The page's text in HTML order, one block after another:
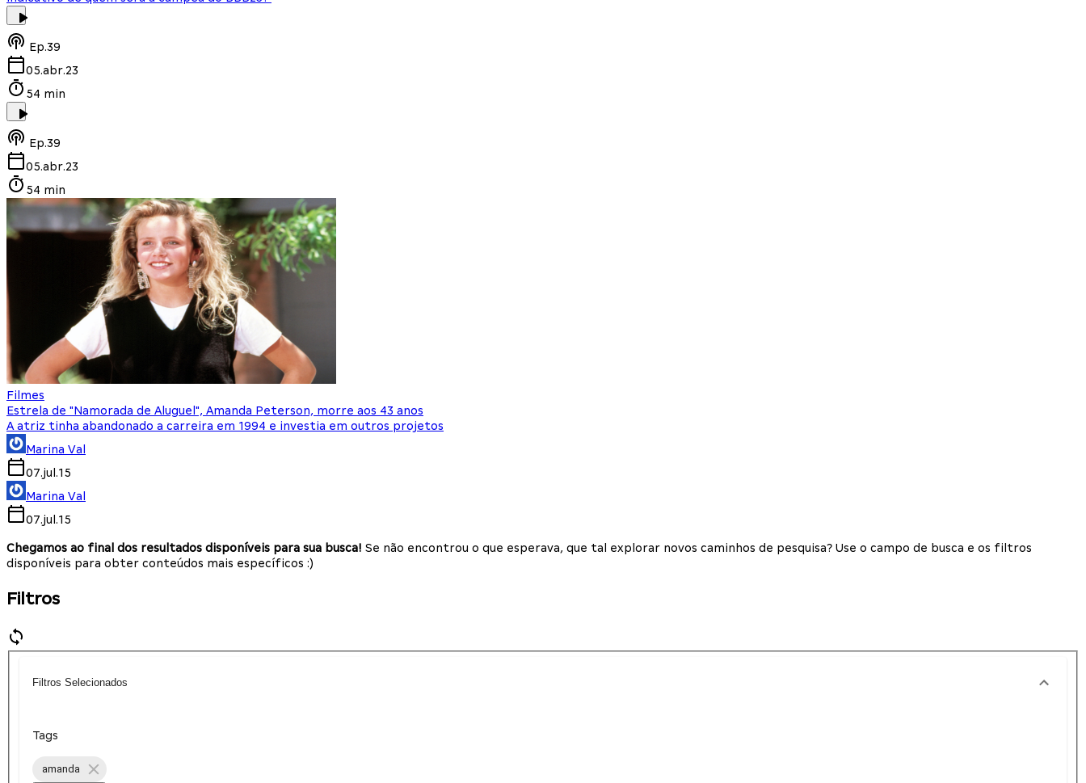
Ep.39
05.abr.23
54 min
Ep.39
05.abr.23
54 min
Filmes
Estrela de "Namorada de Aluguel", Amanda Peterson, morre aos 43 anos
A atriz tinha abandonado a carreira em 1994 e investia em outros projetos
Marina Val
07.jul.15
Marina Val
07.jul.15
Chegamos ao final dos resultados disponíveis para sua busca! Se não encontrou o que esperava, que tal explorar novos caminhos de pesquisa? Use o campo de busca e os filtros
disponíveis para obter conteúdos mais específicos :)
Filtros
Filtros Selecionados
Tags
amanda